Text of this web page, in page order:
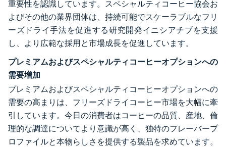
重要性を認識しています。スペシャルティコーヒー協会お
よびその他の業界団体は、持続可能でスケーラブルなフリ
ーズドライ手法を促進する研究開発イニシアチブを支援
し、より広範な採用と市場成長を促進しています。
プレミアムおよびスペシャルティコーヒーオプションへの
需要増加
プレミアムおよびスペシャルティコーヒーオプションへの
需要の高まりは、フリーズドライコーヒー市場を大幅に牽
引しています。今日の消費者はコーヒーの品質、産地、倫
理的な調達についてより意識が高く、独特のフレーバープ
ロファイルと本物らしさを提供する製品を求めています。